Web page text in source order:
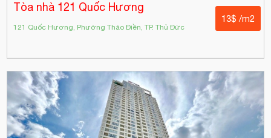
Tòa nhà 121 Quốc Hương
121 Quốc Hương, Phường Thảo Điền, TP. Thủ Đức
13$ /m2